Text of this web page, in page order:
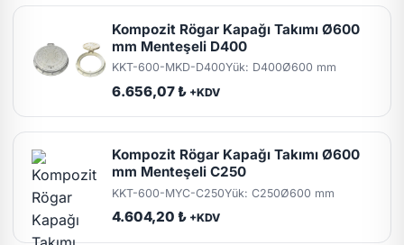
Kompozit Rögar Kapağı Takımı Ø600
mm Menteşeli D400
KKT-600-MKD-D400Yük: D400Ø600 mm
6.656,07 ₺ +KDV
Kompozit Rögar Kapağı Takımı Ø600
mm Menteşeli C250
KKT-600-MYC-C250Yük: C250Ø600 mm
4.604,20 ₺ +KDV